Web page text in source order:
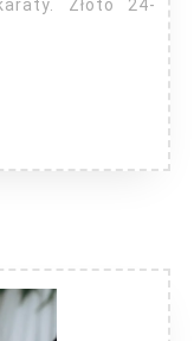
Złoto 24-